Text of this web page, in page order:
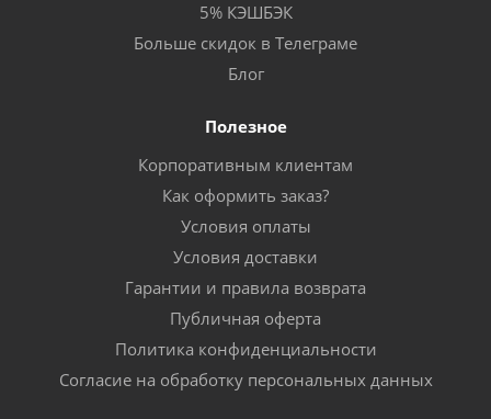
5% КЭШБЭК
Больше скидок в Телеграме
Блог
Полезное
Корпоративным клиентам
Как оформить заказ?
Условия оплаты
Условия доставки
Гарантии и правила возврата
Публичная оферта
Политика конфиденциальности
Согласие на обработку персональных данных